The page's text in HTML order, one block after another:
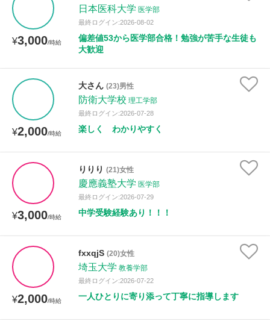
¥3,000/時給
日本医科大学 医学部
最終ログイン:2026-08-02
偏差値53から医学部合格！勉強が苦手な生徒も
大歓迎
¥2,000/時給
大さん (23)男性
防衛大学校 理工学部
最終ログイン:2026-07-28
楽しく わかりやすく
¥3,000/時給
りりり (21)女性
慶應義塾大学 医学部
最終ログイン:2026-07-29
中学受験経験あり！！！
¥2,000/時給
fxxqjS (20)女性
埼玉大学 教養学部
最終ログイン:2026-07-22
一人ひとりに寄り添って丁寧に指導します
距離：15km以内